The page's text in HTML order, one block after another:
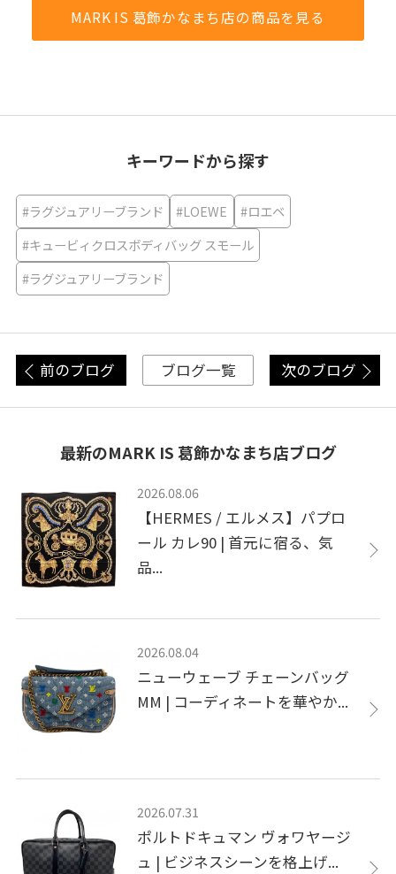
MARK IS 葛飾かなまち店の商品を見る
キーワードから探す
#ラグジュアリーブランド #LOEWE
#ロエベ
#キュービィクロスボディバッグ スモール
#ラグジュアリーブランド
前のブログ ブログ一覧 次のブログ
最新のMARK IS 葛飾かなまち店ブログ
2026.08.06
【HERMES / エルメス】パプロ
ール カレ90 | 首元に宿る、気
品...
2026.08.04
ニューウェーブ チェーンバッグ
MM | コーディネートを華やか...
2026.07.31
ポルトドキュマン ヴォワヤージ
ュ | ビジネスシーンを格上げ...